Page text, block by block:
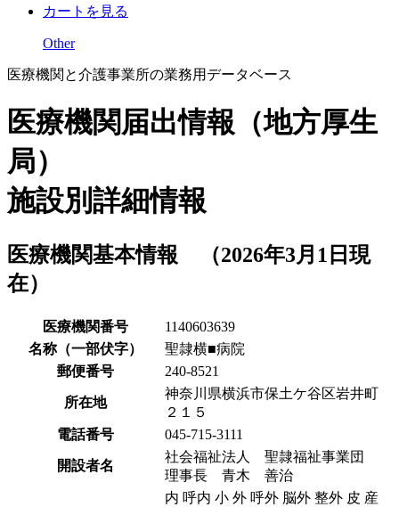
カートを見る
Other
医療機関と介護事業所の業務用データベース
医療機関届出情報（地方厚生
局）
施設別詳細情報
医療機関基本情報 （2026年3月1日現
在）
医療機関番号
1140603639
名称（一部伏字）
聖隷横■病院
郵便番号
240-8521
所在地
神奈川県横浜市保土ケ谷区岩井町
２１５
電話番号
045-715-3111
開設者名
社会福祉法人 聖隷福祉事業団
理事長 青木 善治
内 呼内 小 外 呼外 脳外 整外 皮 産